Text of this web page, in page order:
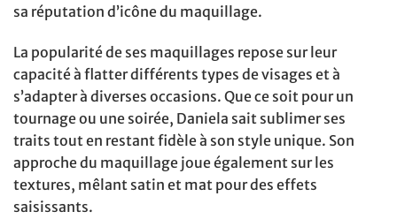
sa réputation d’icône du maquillage.
La popularité de ses maquillages repose sur leur
capacité à flatter différents types de visages et à
s’adapter à diverses occasions. Que ce soit pour un
tournage ou une soirée, Daniela sait sublimer ses
traits tout en restant fidèle à son style unique. Son
approche du maquillage joue également sur les
textures, mêlant satin et mat pour des effets
saisissants.